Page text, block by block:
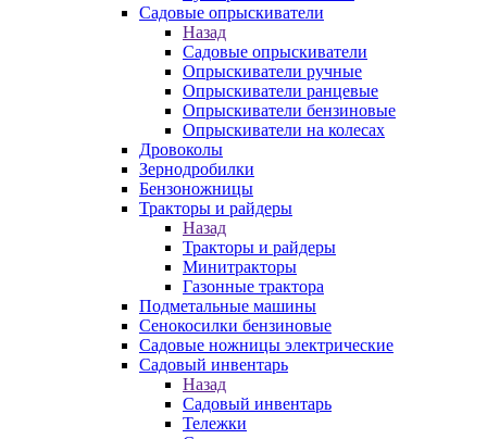
Садовые опрыскиватели
Назад
Садовые опрыскиватели
Опрыскиватели ручные
Опрыскиватели ранцевые
Опрыскиватели бензиновые
Опрыскиватели на колесах
Дровоколы
Зернодробилки
Бензоножницы
Тракторы и райдеры
Назад
Тракторы и райдеры
Минитракторы
Газонные трактора
Подметальные машины
Сенокосилки бензиновые
Садовые ножницы электрические
Садовый инвентарь
Назад
Садовый инвентарь
Тележки